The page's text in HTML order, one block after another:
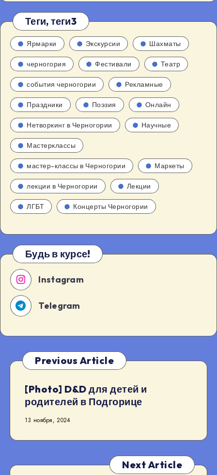
Теги, теги3
Ярмарки Экскурсии Шахматы
черногория Фестивали Театр
события черногории Рекламные
Праздники Поэзия Онлайн
Нетворкинг в Черногории Научные
Мастерклассы
мастер-классы в Черногории Маркеты
лекции в Черногории Лекции
ЛГБТ Концерты Черногории
Будь в курсе!
Instagram
Telegram
Previous Article
[Photo] D&D для детей и
родителей в Подгорице
13 ноября, 2024
Next Article